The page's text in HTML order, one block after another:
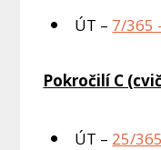
ÚT – 7/365
Pokročilí C
ÚT – 25/